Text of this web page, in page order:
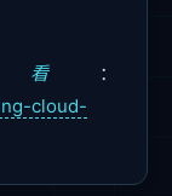
看
：
cloud-